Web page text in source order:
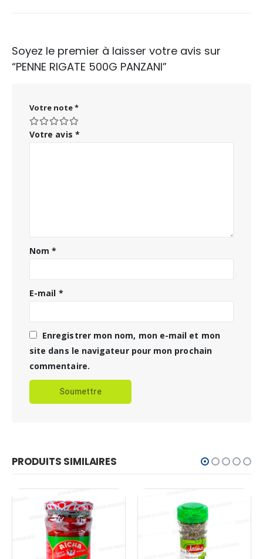
Soyez le premier à laisser votre avis sur
“PENNE RIGATE 500G PANZANI”
Votre note*
Votre avis *
Nom*
E-mail *
Enregistrer mon nom, mon e-mail et mon
site dans le navigateur pour mon prochain
commentaire.
PRODUITS SIMILAIRES